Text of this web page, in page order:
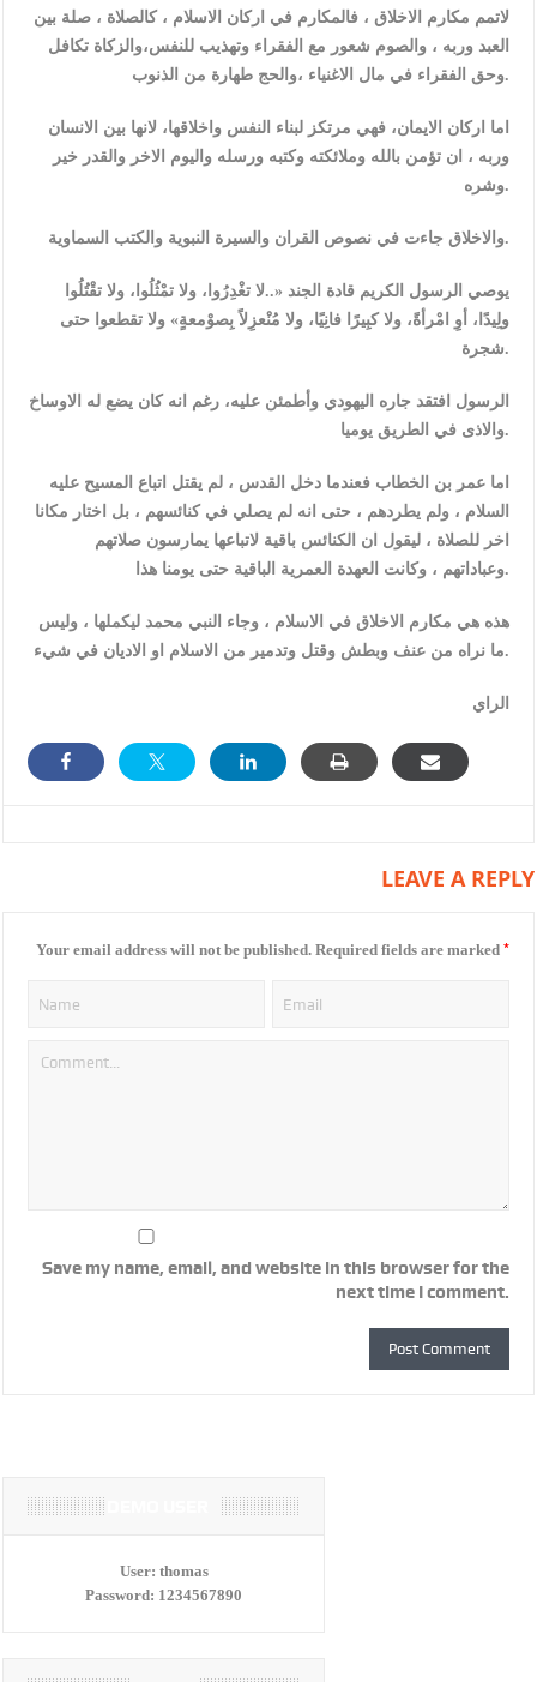
لاتمم مكارم الاخلاق ، فالمكارم في اركان الاسلام ، كالصلاة ، صلة بين
العبد وربه ، والصوم شعور مع الفقراء وتهذيب للنفس،والزكاة تكافل
وحق الفقراء في مال الاغنياء ،والحج طهارة من الذنوب.
اما اركان الايمان، فهي مرتكز لبناء النفس واخلاقها، لانها بين الانسان
وربه ، ان تؤمن بالله وملائكته وكتبه ورسله واليوم الاخر والقدر خير
وشره.
والاخلاق جاءت في نصوص القران والسيرة النبوية والكتب السماوية.
يوصي الرسول الكريم قادة الجند «..لا ‏تغْدِرُوا، ‏‏ولا ‏تمْثُلُوا، ‏ولا تقْتُلُوا
ولِيدًا، أوِ امْرأةً، ولا كبِيرًا فانِيًا، ولا مُنْعزِلاً بِصوْمعةٍ» ولا تقطعوا حتى
شجرة.
الرسول افتقد جاره اليهودي وأطمئن عليه، رغم انه كان يضع له الاوساخ
والاذى في الطريق يوميا.
اما عمر بن الخطاب فعندما دخل القدس ، لم يقتل اتباع المسيح عليه
السلام ، ولم يطردهم ، حتى انه لم يصلي في كنائسهم ، بل اختار مكانا
اخر للصلاة ، ليقول ان الكنائس باقية لاتباعها يمارسون صلاتهم
وعباداتهم ، وكانت العهدة العمرية الباقية حتى يومنا هذا.
هذه هي مكارم الاخلاق في الاسلام ، وجاء النبي محمد ليكملها ، وليس
ما نراه من عنف وبطش وقتل وتدمير من الاسلام او الاديان في شيء.
الراي
LEAVE A REPLY
Your email address will not be published. Required fields are marked *
Save my name, email, and website in this browser for the
next time I comment.
User: thomas
Password: 1234567890